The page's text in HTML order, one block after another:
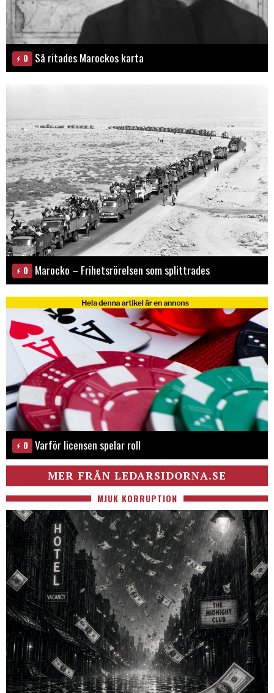
0 Så ritades Marockos karta
0 Marocko – Frihetsrörelsen som splittrades
0 Varför licensen spelar roll
MER FRÅN LEDARSIDORNA.SE
MJUK KORRUPTION